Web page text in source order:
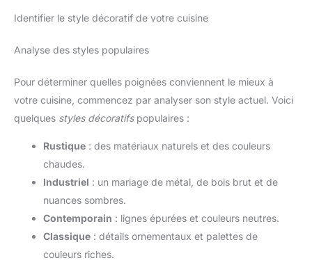
Identifier le style décoratif de votre cuisine
Analyse des styles populaires
Pour déterminer quelles poignées conviennent le mieux à
votre cuisine, commencez par analyser son style actuel. Voici
quelques styles décoratifspopulaires :
Rustique : des matériaux naturels et des couleurs
chaudes.
Industriel : un mariage de métal, de bois brut et de
nuances sombres.
Contemporain : lignes épurées et couleurs neutres.
Classique : détails ornementaux et palettes de
couleurs riches.